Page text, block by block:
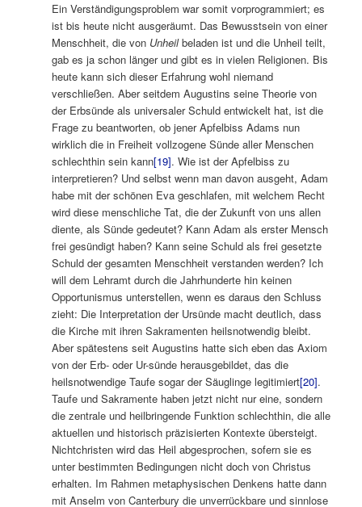
Ein Verständigungsproblem war somit vorprogrammiert; es
ist bis heute nicht ausgeräumt. Das Bewusstsein von einer
Menschheit, die von Unheilbeladen ist und die Unheil teilt,
gab es ja schon länger und gibt es in vielen Religionen. Bis
heute kann sich dieser Erfahrung wohl niemand
verschließen. Aber seitdem Augustins seine Theorie von
der Erbsünde als universaler Schuld entwickelt hat, ist die
Frage zu beantworten, ob jener Apfelbiss Adams nun
wirklich die in Freiheit vollzogene Sünde aller Menschen
schlechthin sein kann[19]. Wie ist der Apfelbiss zu
interpretieren? Und selbst wenn man davon ausgeht, Adam
habe mit der schönen Eva geschlafen, mit welchem Recht
wird diese menschliche Tat, die der Zukunft von uns allen
diente, als Sünde gedeutet? Kann Adam als erster Mensch
frei gesündigt haben? Kann seine Schuld als frei gesetzte
Schuld der gesamten Menschheit verstanden werden? Ich
will dem Lehramt durch die Jahrhunderte hin keinen
Opportunismus unterstellen, wenn es daraus den Schluss
zieht: Die Interpretation der Ursünde macht deutlich, dass
die Kirche mit ihren Sakramenten heilsnotwendig bleibt.
Aber spätestens seit Augustins hatte sich eben das Axiom
von der Erb- oder Ur-sünde herausgebildet, das die
heilsnotwendige Taufe sogar der Säuglinge legitimiert[20].
Taufe und Sakramente haben jetzt nicht nur eine, sondern
die zentrale und heilbringende Funktion schlechthin, die alle
aktuellen und historisch präzisierten Kontexte übersteigt.
Nichtchristen wird das Heil abgesprochen, sofern sie es
unter bestimmten Bedingungen nicht doch von Christus
erhalten. Im Rahmen metaphysischen Denkens hatte dann
mit Anselm von Canterbury die unverrückbare und sinnlose